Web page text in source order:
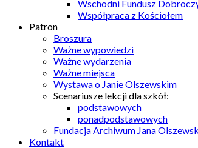
Wschodni Fundusz
Współpraca z Kościołem
Patron
Broszura
Ważne wypowiedzi
Ważne wydarzenia
Ważne miejsca
Wystawa o Janie Olszewskim
Scenariusze lekcji dla szkół:
podstawowych
ponadpodstawowych
Fundacja Archiwum Jana
Kontakt